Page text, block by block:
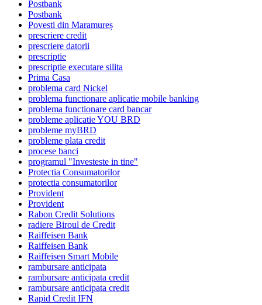
Postbank
Postbank
Povesti din Maramureș
prescriere credit
prescriere datorii
prescriptie
prescriptie executare silita
Prima Casa
problema card Nickel
problema functionare aplicatie mobile banking
problema functionare card bancar
probleme aplicatie YOU BRD
probleme myBRD
probleme plata credit
procese banci
programul "Investeste in tine"
Protectia Consumatorilor
protectia consumatorilor
Provident
Provident
Rabon Credit Solutions
radiere Biroul de Credit
Raiffeisen Bank
Raiffeisen Bank
Raiffeisen Smart Mobile
rambursare anticipata
rambursare anticipata credit
rambursare anticipata credit
Rapid Credit IFN